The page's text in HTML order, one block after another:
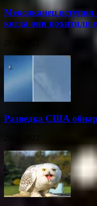
Мексиканец
когда они похитили
Разведка США